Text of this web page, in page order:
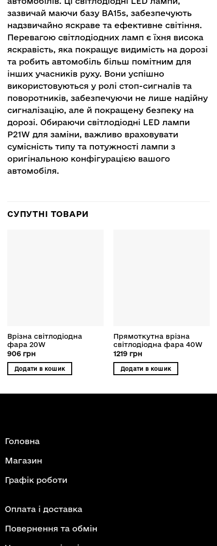
зазвичай маючи базу BA15s, забезпечують
надзвичайно яскраве та ефективне світіння.
Перевагою світлодіодних ламп є їхня висока
яскравість, яка покращує видимість на дорозі
та робить автомобіль більш помітним для
інших учасників руху. Вони успішно
використовуються у ролі стоп-сигналів та
поворотників, забезпечуючи не лише надійну
сигналізацію, але й покращену безпеку на
дорозі. Обираючи світлодіодні LED лампи
P21W для заміни, важливо враховувати
сумісність типу та потужності лампи з
оригінальною конфігурацією вашого
автомобіля.
СУПУТНІ ТОВАРИ
Врізна світлодіодна
фара 20W
906 грн
Додати в кошик
Прямоткутна врізна
світлодіодна фара 40W
1219 грн
Додати в кошик
Головна
Магазин
Графік роботи
Оплата і доставка
Повернення та обмін